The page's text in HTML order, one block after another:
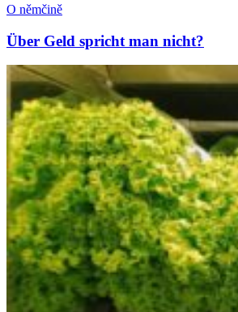
O němčině
Über Geld spricht man nicht?